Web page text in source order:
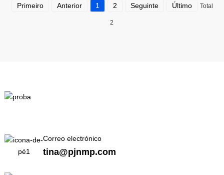
Primeiro Anterior 1 2 Seguinte Último Total
2
Correo electrónico
tina@pjnmp.com